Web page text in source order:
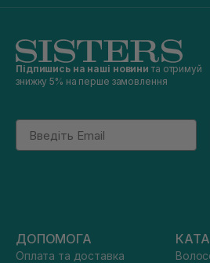
Підпишись на наші новини та отримуй
знижку 5% на перше замовлення
Email
ДОПОМОГА
Оплата та доставка